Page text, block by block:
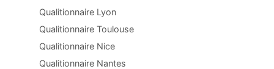
Qualitionnaire Lyon
Qualitionnaire Toulouse
Qualitionnaire Nice
Qualitionnaire Nantes